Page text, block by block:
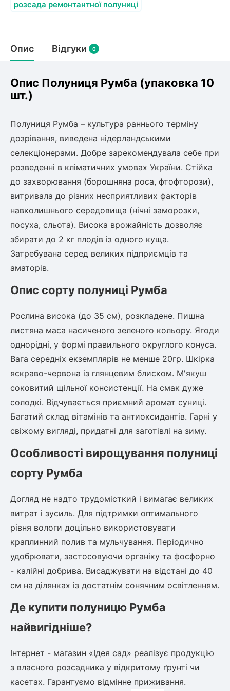
Мушмула
Алича
Айва
Хурма
Шовковиця
Абрикос
Кизил
Диплоидная слива
Азіатська груша
Смородина
Ірга
Ківі
Платан
Декоративні кущі
Рододендрон
Барбарис
Азалія
Дерен
Штамбові троянди
Бузок
Жасмин (Чубушник)
Будлея
Лавровишня
Кизильник
Бобовник (Жерновець)
Піраканта
Багаторічні рослини
Молодило (Кам'яні троянди)
М'ята
Лаванда
Бамбук
Пряні трави
Очиток (седум)
Вівсяниця
Барвінок
Чемерник (морозник)
Рослини що в'ються
Гліцинія (Вістерія)
Жимолость декоративна
Плющ
Клематіс
Кріплення агроволокна (агротканини)
Садова техніка
Граблі тракторні
Картоплесаджалки
Роторні косарки
Навантажувачі
розсада ремонтантної полуниці
Опис Відгуки 0
Опис Полуниця Румба (упаковка 10
шт.)
Полуниця Румба – культура раннього терміну
дозрівання, виведена нідерландськими
селекціонерами. Добре зарекомендувала себе при
розведенні в кліматичних умовах України. Стійка
до захворювання (борошняна роса, фтофторози),
витривала до різних несприятливих факторів
навколишнього середовища (нічні заморозки,
посуха, сльота). Висока врожайність дозволяє
збирати до 2 кг плодів із одного куща.
Затребувана серед великих підприємців та
аматорів.
Опис сорту полуниці Румба
Рослина висока (до 35 см), розкладене. Пишна
листяна маса насиченого зеленого кольору. Ягоди
однорідні, у формі правильного округлого конуса.
Вага середніх екземплярів не менше 20гр. Шкірка
яскраво-червона із глянцевим блиском. М'якуш
соковитий щільної консистенції. На смак дуже
солодкі. Відчувається приємний аромат суниці.
Багатий склад вітамінів та антиоксидантів. Гарні у
свіжому вигляді, придатні для заготівлі на зиму.
Особливості вирощування полуниці
сорту Румба
Догляд не надто трудомісткий і вимагає великих
витрат і зусиль. Для підтримки оптимального
рівня вологи доцільно використовувати
краплинний полив та мульчування. Періодично
удобрювати, застосовуючи органіку та фосфорно
- калійні добрива. Висаджувати на відстані до 40
см на ділянках із достатнім сонячним освітленням.
Де купити полуницю Румба
найвигідніше?
Інтернет - магазин «Ідея сад» реалізує продукцію
з власного розсадника у відкритому ґрунті чи
касетах. Гарантуємо відмінне приживання.